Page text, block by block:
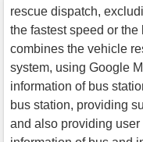
rescue dispatch,
the fastest speed or
combines the vehicle
system, using Google
information of bus
bus station, providing
and also providing